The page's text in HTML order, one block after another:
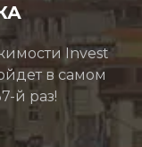
Invest
в самом
й раз!